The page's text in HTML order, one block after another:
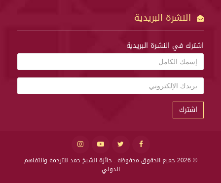
النشرة البريدية
اشترك في النشرة البريدية
اشترك
© 2026 جميع الحقوق محفوظة .
جائزة الشيخ حمد للترجمة والتفاهم
الدولي